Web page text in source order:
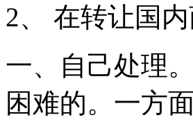
2、 在转让国
一、自己处理
困难的。一方